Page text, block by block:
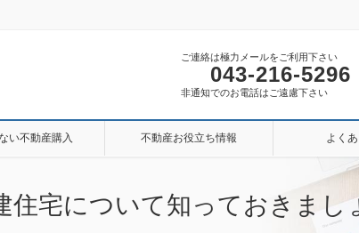
ご連絡は極力メールをご利用下さい
043-216-5296
非通知でのお電話はご遠慮下さい
い不動産購入 不動産お役立ち情報 よく
住宅について知っておきまし